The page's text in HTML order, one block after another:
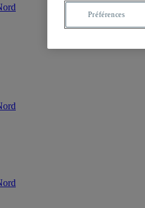
Préférences